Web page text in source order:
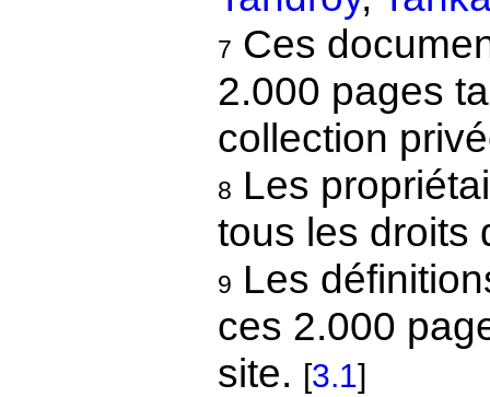
7 Ces
2.000 pages
collection
8 Les
tous les droits
9 Les
ces 2.000
site. [3.1]